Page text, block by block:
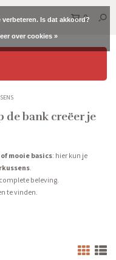
0
de bank creëer je
mooie basics: hier kun je
.
beleving.
te vinden.
Is dat akkoord?
over cookies »